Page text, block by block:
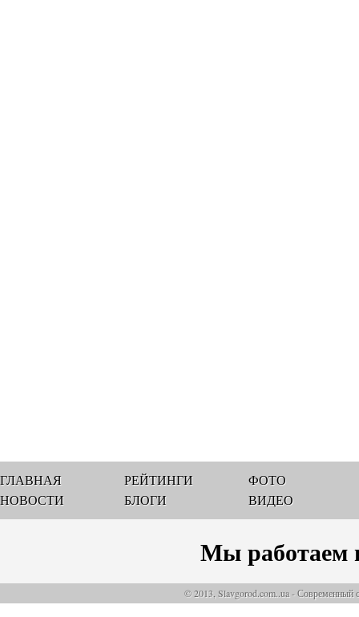
ГЛАВНАЯ
НОВОСТИ
РЕЙТИНГИ
БЛОГИ
ФОТО
ВИДЕО
Мы работаем
© 2013, Slavgorod.com..ua - Современный